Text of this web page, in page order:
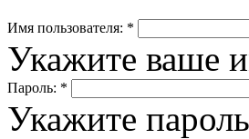
Имя пользователя: *
Укажите ваше
Пароль: *
Укажите